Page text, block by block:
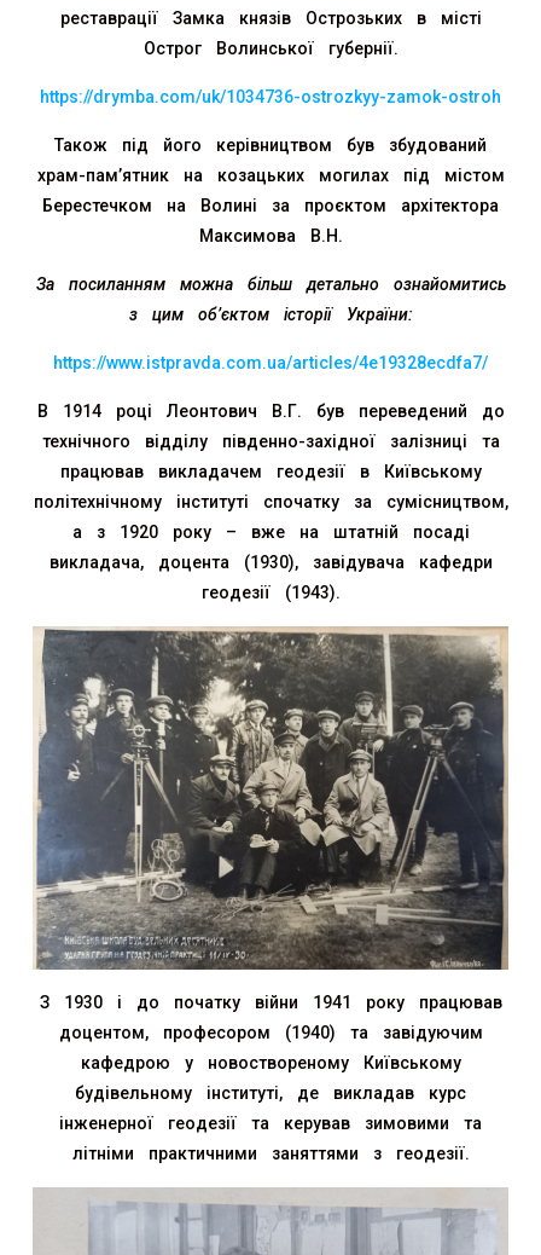
реставрації Замка князів Острозьких в місті
Острог Волинської губернії.
https://drymba.com/uk/1034736-ostrozkyy-zamok-ostroh
Також під його керівництвом був збудований
храм-пам’ятник на козацьких могилах під містом
Берестечком на Волині за проєктом архітектора
Максимова В.Н.
За посиланням можна більш детально ознайомитись
з цим об’єктом історії України:
https://www.istpravda.com.ua/articles/4e19328ecdfa7/
В 1914 році Леонтович В.Г. був переведений до
технічного відділу південно-західної залізниці та
працював викладачем геодезії в Київському
політехнічному інституті спочатку за сумісництвом,
а з 1920 року – вже на штатній посаді
викладача, доцента (1930), завідувача кафедри
геодезії (1943).
З 1930 і до початку війни 1941 року працював
доцентом, професором (1940) та завідуючим
кафедрою у новоствореному Київському
будівельному інституті, де викладав курс
інженерної геодезії та керував зимовими та
літніми практичними заняттями з геодезії.